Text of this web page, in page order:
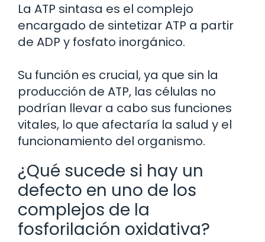
La ATP sintasa es el complejo
encargado de sintetizar ATP a partir
de ADP y fosfato inorgánico.
Su función es crucial, ya que sin la
producción de ATP, las células no
podrían llevar a cabo sus funciones
vitales, lo que afectaría la salud y el
funcionamiento del organismo.
¿Qué sucede si hay un
defecto en uno de los
complejos de la
fosforilación oxidativa?